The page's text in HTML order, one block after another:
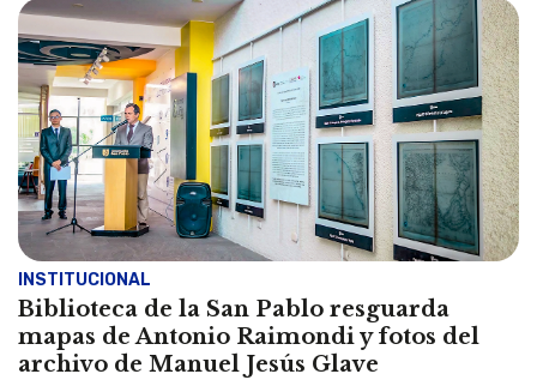
INSTITUCIONAL
Biblioteca de la San Pablo resguarda
mapas de Antonio Raimondi y fotos del
archivo de Manuel Jesús Glave